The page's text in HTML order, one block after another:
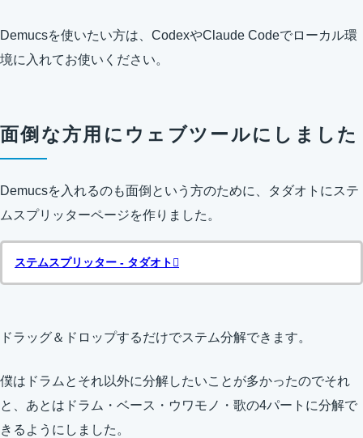
Demucsを使いたい方は、CodexやClaude Codeでローカル環
境に入れてお使いください。
面倒な方用にウェブツールにしました
Demucsを入れるのも面倒という方のために、タダオトにステ
ムスプリッターページを作りました。
ステムスプリッター - タダオト
ドラッグ＆ドロップするだけでステム分解できます。
僕はドラムとそれ以外に分解したいことが多かったのでそれ
と、あとはドラム・ベース・ウワモノ・歌の4パートに分解で
きるようにしました。